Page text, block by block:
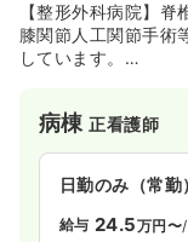
【整形外科病院】
膝関節人工関節手術
しています。
病棟正看護師
日勤のみ（常勤
給与 24.5万円〜